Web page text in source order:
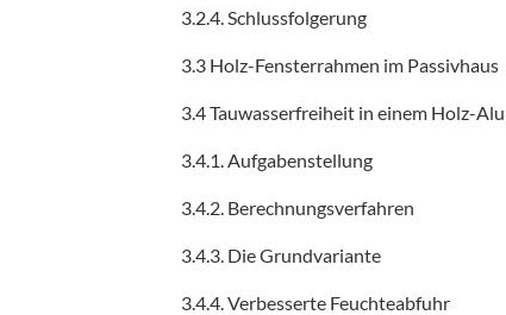
3.2.4. Schlussfolgerung
3.3 Holz-Fensterrahmen im Passivhaus
3.4 Tauwasserfreiheit in einem Holz-
3.4.1. Aufgabenstellung
3.4.2. Berechnungsverfahren
3.4.3. Die Grundvariante
3.4.4. Verbesserte Feuchteabfuhr